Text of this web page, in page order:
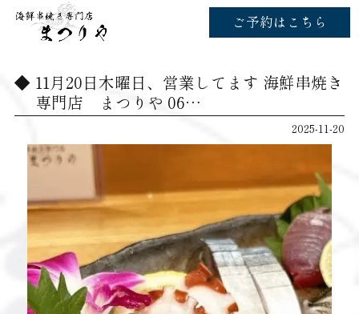
ご予約はこちら
11月20日木曜日、営業してます️ 海鮮串焼き
専門店 まつりや 06…
2025-11-20